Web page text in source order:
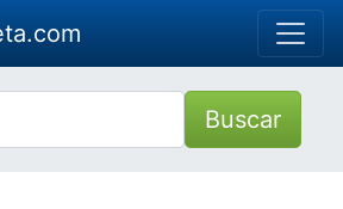
Buscar